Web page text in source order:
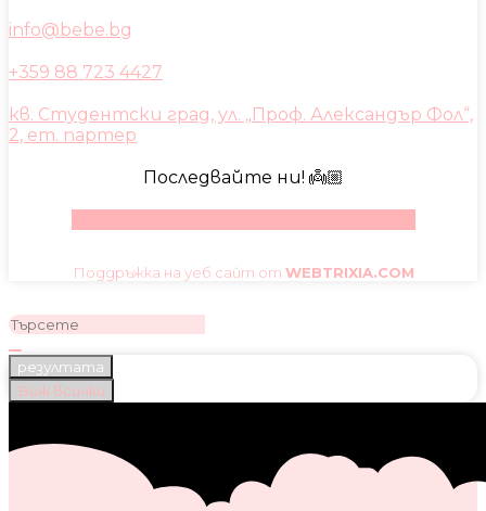
info@bebe.bg
+359 88 723 4427
кв. Студентски град, ул. „Проф. Александър Фол“,
2, ет. партер
Последвайте ни! 👼🏼
Поддръжка на уеб сайт от WEBTRIXIA.COM
резултата
Виж всички